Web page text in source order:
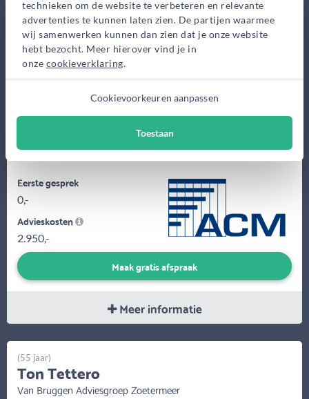
technieken om de website te verbeteren en relevante
advertenties te kunnen laten zien. De partijen waarmee
wij samenwerken kunnen dan zien dat je onze website
hebt bezocht. Meer hierover vind je in
onze cookieverklaring.
Cookievoorkeuren aanpassen
Toestaan
Bekijk op kaart
Een huis kopen is ingewikkeld. Wij helpen jou er stap voor stap
doorheen. Transparant, eerlijk en onafhankelijk!!
Eerste gesprek
0,-
Advieskosten
2.950,-
Maak gratis afspraak
Meer informatie
(55 jaar)
Ton Tettero
Van Bruggen Adviesgroep Zoetermeer